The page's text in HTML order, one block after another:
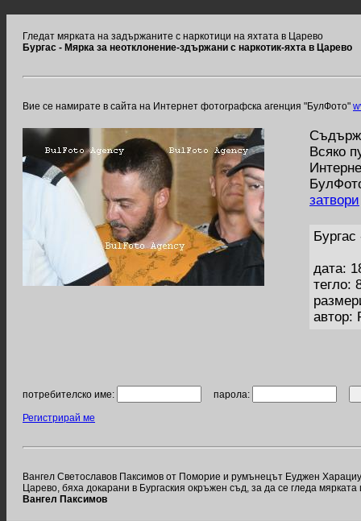
Гледат мярката на задържаните с наркотици на яхтата в Царево
Бургас - Мярка за неотклонение-здържани с наркотик-яхта в Царево
Вие се намирате в сайта на Интернет фотографска агенция "БулФото"
Всяко
затвори
дата:
тегло:
автор:
потребителско име: парола:
Регистрирай ме
Вангел Светославов Паксимов от Поморие и румънецът Еуджен
Царево, бяха докарани в Бургаския окръжен съд, за да се гледа
Вангел Паксимов